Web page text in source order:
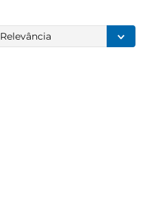
Relevância